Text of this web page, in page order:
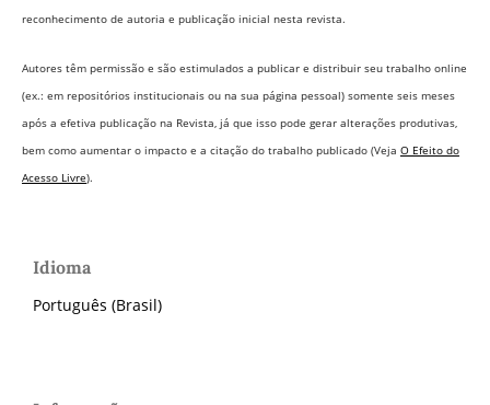
reconhecimento de autoria e publicação inicial nesta revista.
Autores têm permissão e são estimulados a publicar e distribuir seu trabalho online
(ex.: em repositórios institucionais ou na sua página pessoal) somente seis meses
após a efetiva publicação na Revista, já que isso pode gerar alterações produtivas,
bem como aumentar o impacto e a citação do trabalho publicado (Veja O Efeito do
Acesso Livre).
Idioma
Português (Brasil)